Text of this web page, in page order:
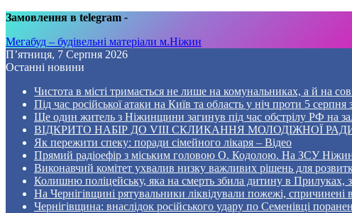
Замовлення в telegram -
Мегабуд – будівельні матеріали м.Ніжин
П’ятниця, 7 Серпня 2026
Останні новини
Чистота в місті тримається не лише на комунальниках, а й на
Під час російської атаки на Київ та область у ніч проти 5
Ще один житель з Ніжинщини загинув під час обстрілу РФ на
ВІДКРИТО НАБІР ДО VIII СКЛИКАННЯ МОЛОДІЖНОЇ
Як пережити спеку: поради сімейного лікаря – Відео
Прямий радіоефір з міським головою О. Кодолою. На ЗСУ
Виконавчий комітет ухвалив низку важливих рішень для
Колишню поліцейську, яка на смерть збила дитину в Прилуках,
На Чернігівщині рятувальники ліквідували пожежі,
Чернігівщина: внаслідок російського удару по Семенівці